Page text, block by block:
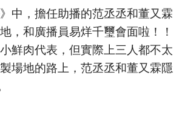
中，擔任助播的范丞丞和董又霖
，和廣播員易烊千璽會面啦！！
鮮肉代表，但實際上三人都不太
場地的路上，范丞丞和董又霖隱